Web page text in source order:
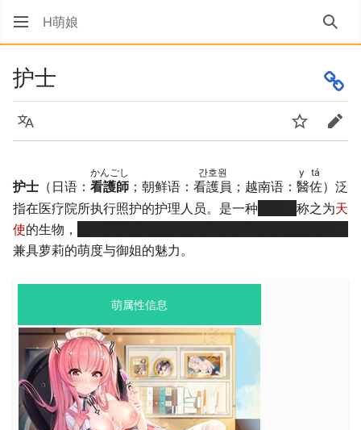
H萌娘 搜索
护士
语言 监视 编辑
护士 （日语： 看護師
かんごし
；朝鲜语： 看護員
간호원
；越南语： 醫佐
y tá
）泛
指在医疗院所执行照护的护理人员。是一种
称之为天
使的生物，
兼具萝莉的萌度与御姐的魅力。
萌属性信息